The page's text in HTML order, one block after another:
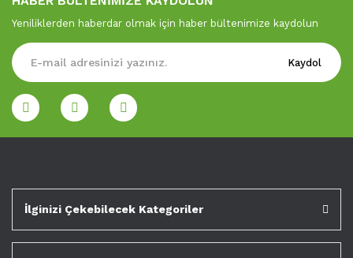
Yeniliklerden haberdar olmak için haber bültenimize kaydolun
Kaydol
İlginizi Çekebilecek Kategoriler